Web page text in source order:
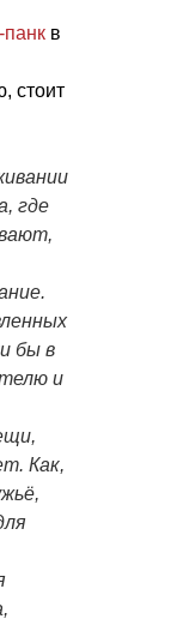
панк в
стоит
где
бы в
и
Как,